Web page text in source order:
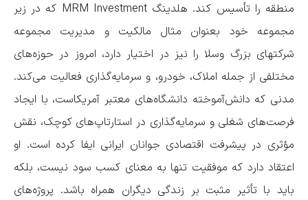
منطقه را تأسیس کند. هلدینگ MRM Investment که در زیر
مجموعه خود بعنوان مثال مالکیت و مدیریت مجموعه
شرکتهای بزرگ وسلا را نیز در اختیار دارد، امروز در حوزه‌های
مختلفی از جمله املاک، خودرو، و سرمایه‌گذاری فعالیت می‌کند.
مدنی که دانش‌آموخته دانشگاه‌های معتبر آمریکاست، با ایجاد
فرصت‌های شغلی و سرمایه‌گذاری در استارتاپ‌های کوچک، نقش
مؤثری در پیشرفت اقتصادی جوانان ایرانی ایفا کرده است. او
اعتقاد دارد که موفقیت تنها به معنای کسب سود نیست، بلکه
باید با تأثیر مثبت بر زندگی دیگران همراه باشد. پروژه‌های